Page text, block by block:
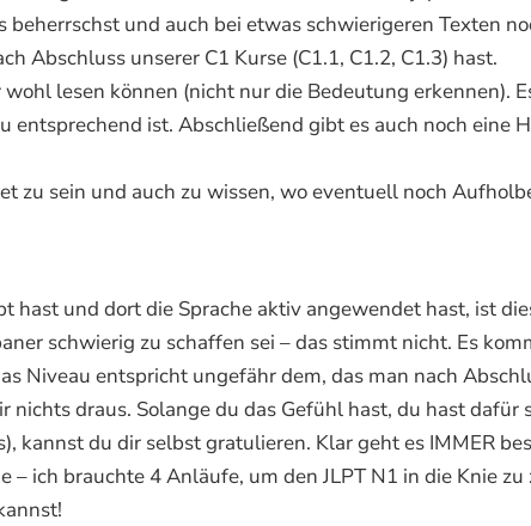
und auch bei etwas schwierigeren Texten
Abschluss unserer C1 Kurse (C1.1, C1.2, C1.3) hast.
lesen können (nicht nur die Bedeutung erkennen).
entsprechend ist. Abschließend gibt es auch noch eine
zu sein und auch zu wissen, wo eventuell noch
hast und dort die Sprache aktiv angewendet hast, ist
schwierig zu schaffen sei – das stimmt nicht. Es
Niveau entspricht ungefähr dem, das man nach
draus. Solange du das Gefühl hast, du hast
kannst du dir selbst gratulieren. Klar geht es IMMER
– ich brauchte 4 Anläufe, um den JLPT N1 in die Knie